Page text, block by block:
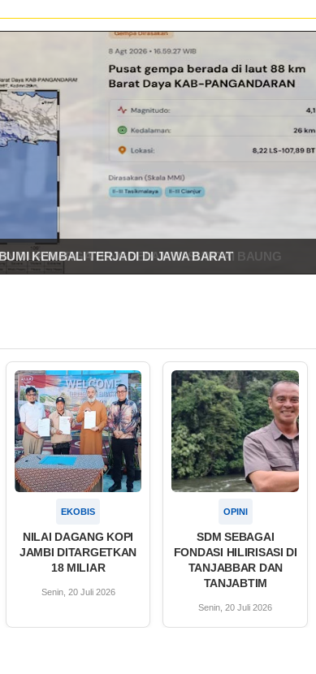
DUA WARGA TENGGELAM DI SUNGAI BAUNG
EKOBIS
NILAI DAGANG KOPI
JAMBI DITARGETKAN
18 MILIAR
Senin, 20 Juli 2026
OPINI
SDM SEBAGAI
FONDASI HILIRISASI DI
TANJABBAR DAN
TANJABTIM
Senin, 20 Juli 2026